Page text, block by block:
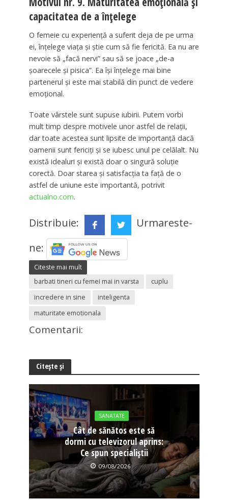
capacitatea de a înțelege
O femeie cu experiență a suferit deja de pe urma
ei, înțelege viața și știe cum să fie fericită. Ea nu are
nevoie să „facă nervi” sau să se joace „de-a
șoarecele și pisica”. Ea își înțelege mai bine
partenerul și este mai stabilă din punct de vedere
emoțional.
Toate vârstele sunt supuse iubirii. Putem vorbi
mult timp despre motivele unor astfel de relații,
dar toate acestea sunt lipsite de importanță dacă
oamenii sunt fericiți și se iubesc unul pe celălalt. Nu
există idealuri și există doar o singură soluție
corectă. Doar starea și satisfacția ta față de o
astfel de uniune este importantă, potrivit
actualno.com.
Distribuie:
Urmareste-
ne:
Citeste mai mult
barbati tineri cu femei mai in varsta
cuplu
incredere in sine
inteligenta
maturitate emotionala
Comentarii:
Citește și
SANATATE
Cât de sănătos este să
dormi cu televizorul aprins:
Ce spun specialiștii
09/08/2026